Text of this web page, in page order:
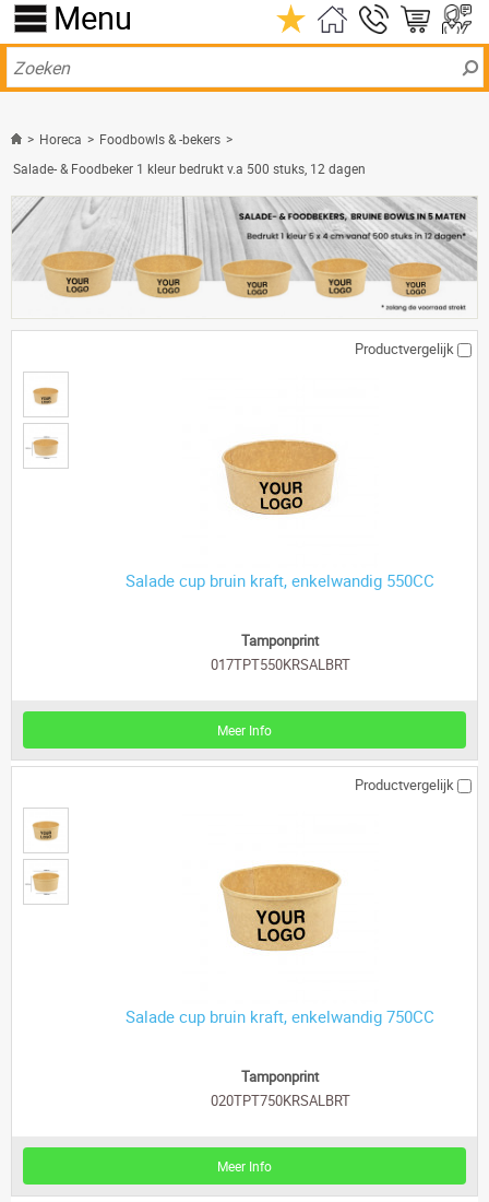
Menu
> Horeca > Foodbowls & -bekers >
Salade- & Foodbeker 1 kleur bedrukt v.a 500 stuks, 12 dagen
Productvergelijk
Salade cup bruin kraft, enkelwandig 550CC
Tamponprint
017TPT550KRSALBRT
Meer Info
Productvergelijk
Salade cup bruin kraft, enkelwandig 750CC
Tamponprint
020TPT750KRSALBRT
Meer Info